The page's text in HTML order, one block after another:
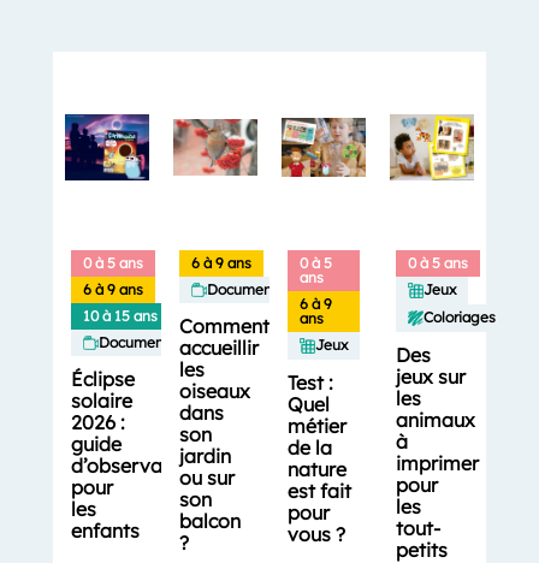
0 à 5 ans
6 à 9 ans
10 à 15 ans
Documentaires
Éclipse
solaire
2026 :
guide
d’observation
pour
les
enfants
6 à 9 ans
Documentaires
Comment
accueillir
les
oiseaux
dans
son
jardin
ou sur
son
balcon
?
0 à 5
ans
6 à 9
ans
Jeux
Test :
Quel
métier
de la
nature
est fait
pour
vous ?
0 à 5 ans
Jeux
Coloriages
Des
jeux sur
les
animaux
à
imprimer
pour
les
tout-
petits